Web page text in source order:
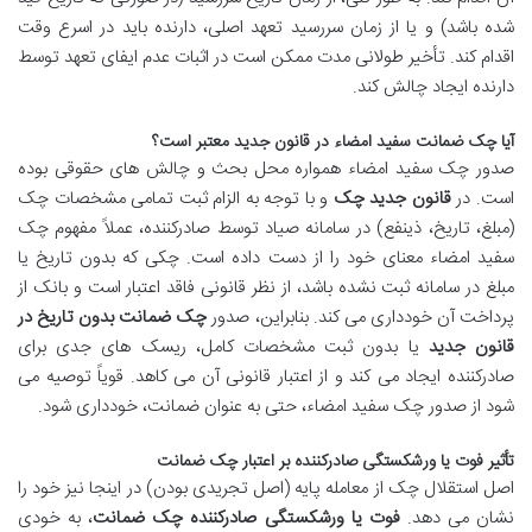
شده باشد) و یا از زمان سررسید تعهد اصلی، دارنده باید در اسرع وقت
اقدام کند. تأخیر طولانی مدت ممکن است در اثبات عدم ایفای تعهد توسط
دارنده ایجاد چالش کند.
آیا چک ضمانت سفید امضاء در قانون جدید معتبر است؟
صدور چک سفید امضاء همواره محل بحث و چالش های حقوقی بوده
است. درقانون جدید چک و با توجه به الزام ثبت تمامی مشخصات چک
(مبلغ، تاریخ، ذینفع) در سامانه صیاد توسط صادرکننده، عملاً مفهوم چک
سفید امضاء معنای خود را از دست داده است. چکی که بدون تاریخ یا
مبلغ در سامانه ثبت نشده باشد، از نظر قانونی فاقد اعتبار است و بانک از
پرداخت آن خودداری می کند. بنابراین، صدورچک ضمانت بدون تاریخ در
قانون جدید یا بدون ثبت مشخصات کامل، ریسک های جدی برای
صادرکننده ایجاد می کند و از اعتبار قانونی آن می کاهد. قویاً توصیه می
شود از صدور چک سفید امضاء، حتی به عنوان ضمانت، خودداری شود.
تأثیر فوت یا ورشکستگی صادرکننده بر اعتبار چک ضمانت
اصل استقلال چک از معامله پایه (اصل تجریدی بودن) در اینجا نیز خود را
نشان می دهد.فوت یا ورشکستگی صادرکننده چک ضمانت، به خودی